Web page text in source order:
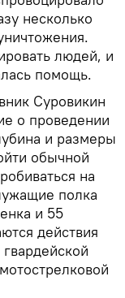
несколько
людей, и
помощь.
Суровикин
о проведении
и размеры
обычной
на
полка
и 55
действия